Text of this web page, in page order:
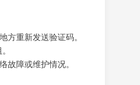
方重新发送验证码。
故障或维护情况。